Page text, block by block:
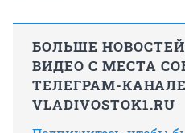
БОЛЬШЕ
ВИДЕО С МЕСТА
ТЕЛЕГРАМ-КАНАЛЕ
VLADIVOSTOK1.RU